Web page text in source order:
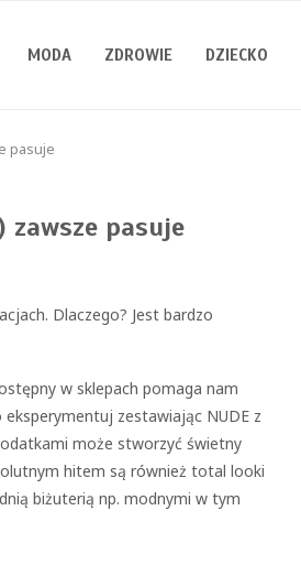
MODA ZDROWIE DZIECKO
pasuje
pasuje
Dlaczego? Jest bardzo
w sklepach pomaga nam
zestawiając NUDE z
może stworzyć świetny
hitem są również total looki
biżuterią np. modnymi w tym